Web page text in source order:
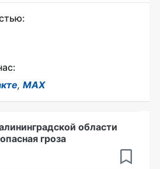
, MAX
области
гроза